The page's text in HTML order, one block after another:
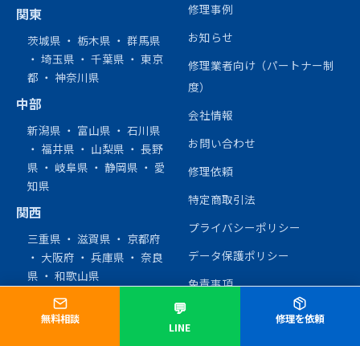
関東
茨城県 ・ 栃木県 ・ 群馬県
・ 埼玉県 ・ 千葉県 ・ 東京
都 ・ 神奈川県
中部
新潟県 ・ 富山県 ・ 石川県
・ 福井県 ・ 山梨県 ・ 長野
県 ・ 岐阜県 ・ 静岡県 ・ 愛
知県
関西
三重県 ・ 滋賀県 ・ 京都府
・ 大阪府 ・ 兵庫県 ・ 奈良
県 ・ 和歌山県
中国・四国
鳥取県・島根県
修理事例
お知らせ
修理業者向け（パートナー制
度）
会社情報
お問い合わせ
修理依頼
特定商取引法
プライバシーポリシー
データ保護ポリシー
免責事項
無料相談
💬
LINE
修理を依頼